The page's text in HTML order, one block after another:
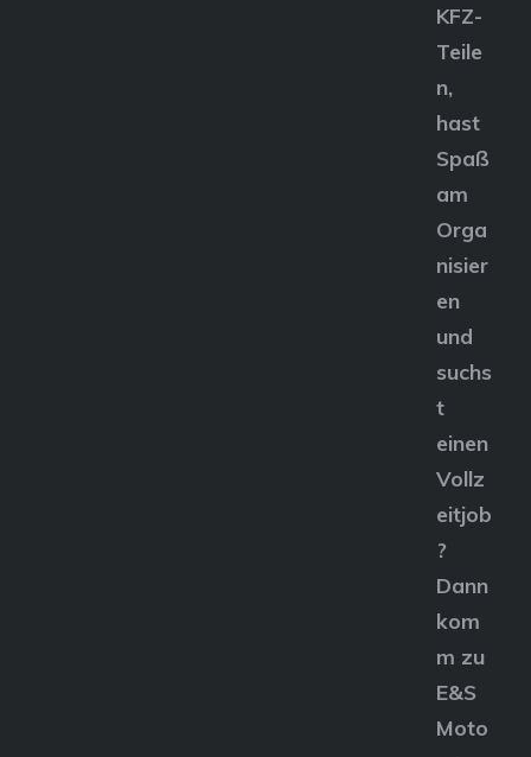
KFZ-
Teile
n,
hast
Spaß
am
Orga
nisier
en
und
suchs
t
einen
Vollz
eitjob
?
Dann
kom
m zu
E&S
Moto